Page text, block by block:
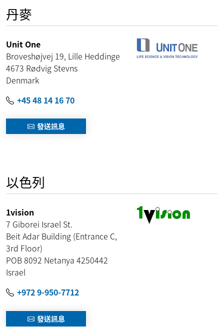
丹麥
Unit One
Broveshøjvej 19, Lille Heddinge
4673 Rødvig Stevns
Denmark
+45 48 14 16 70
發送訊息
以色列
1vision
7 Giborei Israel St.
Beit Adar Building (Entrance C,
3rd Floor)
POB 8092 Netanya 4250442
Israel
+972 9-950-7712
發送訊息